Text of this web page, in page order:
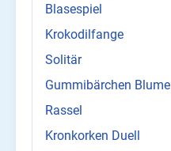
Blasespiel
Krokodilfange
Solitär
Gummibärchen Blume
Rassel
Kronkorken Duell